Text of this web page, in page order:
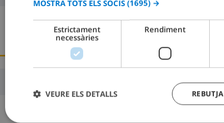
Bany, Pica,
MOSTRA TOTS ELS SOCIS (1695) →
Estrictament
necessàries
Rendiment
VEURE ELS DETALLS